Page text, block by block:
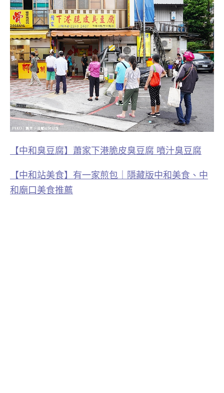
【中和臭豆腐】蕭家下港脆皮臭豆腐 噴汁臭豆腐
【中和站美食】有一家煎包｜隱藏版中和美食、中
和廟口美食推薦